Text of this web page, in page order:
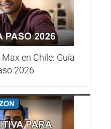
en Chile: Guía
2026